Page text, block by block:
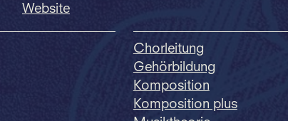
Website
Chorleitung
Gehörbildung
Komposition
Komposition plus